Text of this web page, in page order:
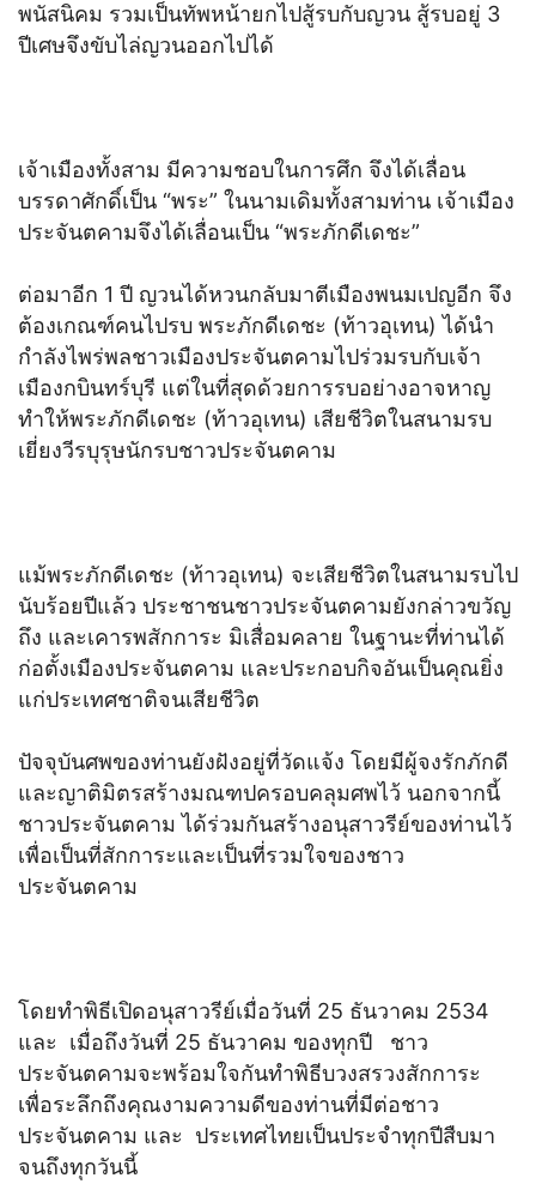
พนัสนิคม รวมเป็นทัพหน้ายกไปสู้รบกับญวน สู้รบอยู่ 3
ปีเศษจึงขับไล่ญวนออกไปได้
เจ้าเมืองทั้งสาม มีความชอบในการศึก จึงได้เลื่อน
บรรดาศักดิ์เป็น “พระ” ในนามเดิมทั้งสามท่าน เจ้าเมือง
ประจันตคามจึงได้เลื่อนเป็น “พระภักดีเดชะ”
ต่อมาอีก 1 ปี ญวนได้หวนกลับมาตีเมืองพนมเปญอีก จึง
ต้องเกณฑ์คนไปรบ พระภักดีเดชะ (ท้าวอุเทน) ได้นำ
กำลังไพร่พลชาวเมืองประจันตคามไปร่วมรบกับเจ้า
เมืองกบินทร์บุรี แต่ในที่สุดด้วยการรบอย่างอาจหาญ
ทำให้พระภักดีเดชะ (ท้าวอุเทน) เสียชีวิตในสนามรบ
เยี่ยงวีรบุรุษนักรบชาวประจันตคาม
แม้พระภักดีเดชะ (ท้าวอุเทน) จะเสียชีวิตในสนามรบไป
นับร้อยปีแล้ว ประชาชนชาวประจันตคามยังกล่าวขวัญ
ถึง และเคารพสักการะ มิเสื่อมคลาย ในฐานะที่ท่านได้
ก่อตั้งเมืองประจันตคาม และประกอบกิจอันเป็นคุณยิ่ง
แก่ประเทศชาติจนเสียชีวิต
ปัจจุบันศพของท่านยังฝังอยู่ที่วัดแจ้ง โดยมีผู้จงรักภักดี
และญาติมิตรสร้างมณฑปครอบคลุมศพไว้ นอกจากนี้
ชาวประจันตคาม ได้ร่วมกันสร้างอนุสาวรีย์ของท่านไว้
เพื่อเป็นที่สักการะและเป็นที่รวมใจของชาว
ประจันตคาม
โดยทำพิธีเปิดอนุสาวรีย์เมื่อวันที่ 25 ธันวาคม 2534
และ เมื่อถึงวันที่ 25 ธันวาคม ของทุกปี ชาว
ประจันตคามจะพร้อมใจกันทำพิธีบวงสรวงสักการะ
เพื่อระลึกถึงคุณงามความดีของท่านที่มีต่อชาว
ประจันตคาม และ ประเทศไทยเป็นประจำทุกปีสืบมา
จนถึงทุกวันนี้